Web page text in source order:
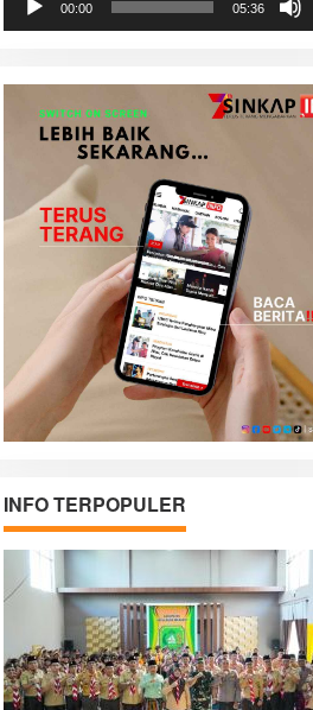
00:00 05:36
INFO TERPOPULER